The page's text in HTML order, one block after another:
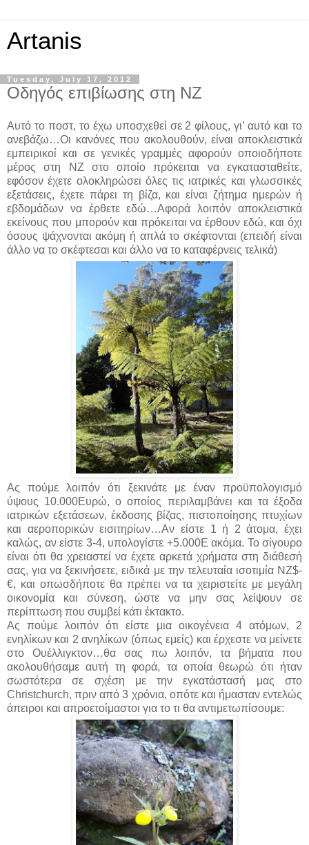
Artanis
Tuesday, July 17, 2012
Οδηγός επιβίωσης στη ΝΖ
Αυτό το ποστ, το έχω υποσχεθεί σε 2 φίλους, γι’ αυτό και το
ανεβάζω…Οι κανόνες που ακολουθούν, είναι αποκλειστικά
εμπειρικοί και σε γενικές γραμμές αφορούν οποιοδήποτε
μέρος στη ΝΖ στο οποίο πρόκειται να εγκατασταθείτε,
εφόσον έχετε ολοκληρώσει όλες τις ιατρικές και γλωσσικές
εξετάσεις, έχετε πάρει τη βίζα, και είναι ζήτημα ημερών ή
εβδομάδων να έρθετε εδώ…Αφορά λοιπόν αποκλειστικά
εκείνους που μπορούν και πρόκειται να έρθουν εδώ, και όχι
όσους ψάχνονται ακόμη ή απλά το σκέφτονται (επειδή είναι
άλλο να το σκέφτεσαι και άλλο να το καταφέρνεις τελικά)
Ας πούμε λοιπόν ότι ξεκινάτε με έναν προϋπολογισμό
ύψους 10.000Ευρώ, ο οποίος περιλαμβάνει και τα έξοδα
ιατρικών εξετάσεων, έκδοσης βίζας, πιστοποίησης πτυχίων
και αεροπορικών εισιτηρίων…Αν είστε 1 ή 2 άτομα, έχει
καλώς, αν είστε 3-4, υπολογίστε +5.000Ε ακόμα. Το σίγουρο
είναι ότι θα χρειαστεί να έχετε αρκετά χρήματα στη διάθεσή
σας, για να ξεκινήσετε, ειδικά με την τελευταία ισοτιμία ΝΖ$-
€, και οπωσδήποτε θα πρέπει να τα χειριστείτε με μεγάλη
οικονομία και σύνεση, ώστε να μην σας λείψουν σε
περίπτωση που συμβεί κάτι έκτακτο.
Ας πούμε λοιπόν ότι είστε μια οικογένεια 4 ατόμων, 2
ενηλίκων και 2 ανηλίκων (όπως εμείς) και έρχεστε να μείνετε
στο Ουέλλιγκτον…θα σας πω λοιπόν, τα βήματα που
ακολουθήσαμε αυτή τη φορά, τα οποία θεωρώ ότι ήταν
σωστότερα σε σχέση με την εγκατάστασή μας στο
Christchurch, πριν από 3 χρόνια, οπότε και ήμασταν εντελώς
άπειροι και απροετοίμαστοι για το τι θα αντιμετωπίσουμε: